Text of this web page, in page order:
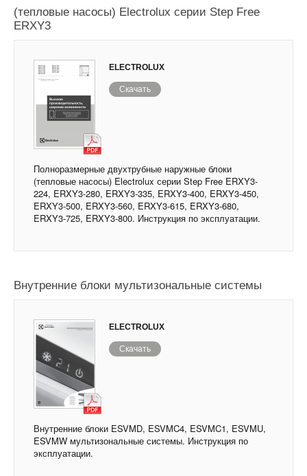
(тепловые насосы) Electrolux серии Step Free
ERXY3
ELECTROLUX
Скачать
Полноразмерные двухтрубные наружные блоки
(тепловые насосы) Electrolux серии Step Free ERXY3-
224, ERXY3-280, ERXY3-335, ERXY3-400, ERXY3-450,
ERXY3-500, ERXY3-560, ERXY3-615, ERXY3-680,
ERXY3-725, ERXY3-800. Инструкция по эксплуатации.
Внутренние блоки мультизональные системы
ELECTROLUX
Скачать
Внутренние блоки ESVMD, ESVMC4, ESVMC1, ESVMU,
ESVMW мультизональные системы. Инструкция по
эксплуатации.